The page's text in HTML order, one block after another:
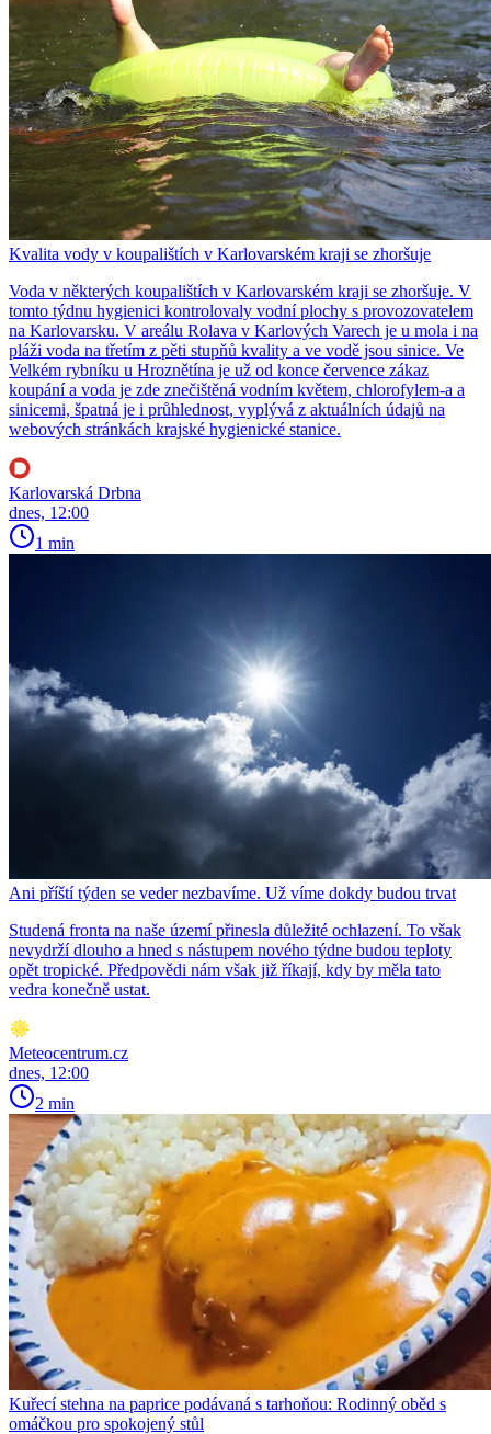
Kvalita vody v koupalištích v Karlovarském kraji se zhoršuje
Voda v některých koupalištích v Karlovarském kraji se zhoršuje. V
tomto týdnu hygienici kontrolovaly vodní plochy s provozovatelem
na Karlovarsku. V areálu Rolava v Karlových Varech je u mola i na
pláži voda na třetím z pěti stupňů kvality a ve vodě jsou sinice. Ve
Velkém rybníku u Hroznětína je už od konce července zákaz
koupání a voda je zde znečištěná vodním květem, chlorofylem-a a
sinicemi, špatná je i průhlednost, vyplývá z aktuálních údajů na
webových stránkách krajské hygienické stanice.
Karlovarská Drbna
dnes, 12:00
1 min
Ani příští týden se veder nezbavíme. Už víme dokdy budou trvat
Studená fronta na naše území přinesla důležité ochlazení. To však
nevydrží dlouho a hned s nástupem nového týdne budou teploty
opět tropické. Předpovědi nám však již říkají, kdy by měla tato
vedra konečně ustat.
Meteocentrum.cz
dnes, 12:00
2 min
Kuřecí stehna na paprice podávaná s tarhoňou: Rodinný oběd s
omáčkou pro spokojený stůl